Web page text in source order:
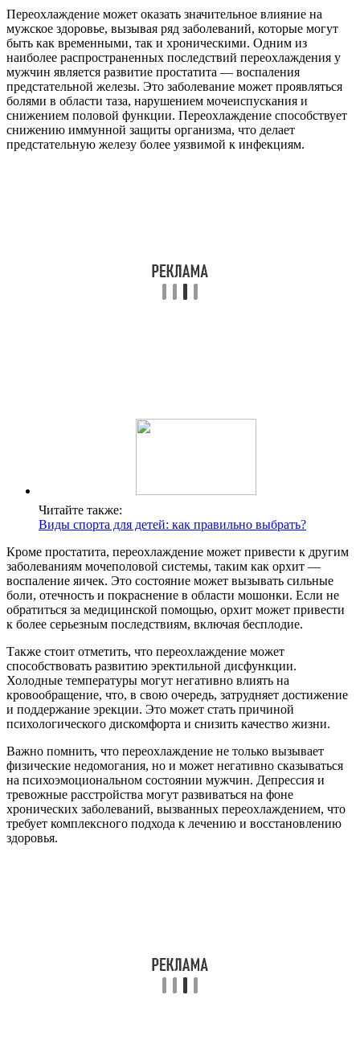
Переохлаждение может оказать значительное влияние на
мужское здоровье, вызывая ряд заболеваний, которые могут
быть как временными, так и хроническими. Одним из
наиболее распространенных последствий переохлаждения у
мужчин является развитие простатита — воспаления
предстательной железы. Это заболевание может проявляться
болями в области таза, нарушением мочеиспускания и
снижением половой функции. Переохлаждение способствует
снижению иммунной защиты организма, что делает
предстательную железу более уязвимой к инфекциям.
Читайте также:
Виды спорта для детей: как правильно выбрать?
Кроме простатита, переохлаждение может привести к другим
заболеваниям мочеполовой системы, таким как орхит —
воспаление яичек. Это состояние может вызывать сильные
боли, отечность и покраснение в области мошонки. Если не
обратиться за медицинской помощью, орхит может привести
к более серьезным последствиям, включая бесплодие.
Также стоит отметить, что переохлаждение может
способствовать развитию эректильной дисфункции.
Холодные температуры могут негативно влиять на
кровообращение, что, в свою очередь, затрудняет достижение
и поддержание эрекции. Это может стать причиной
психологического дискомфорта и снизить качество жизни.
Важно помнить, что переохлаждение не только вызывает
физические недомогания, но и может негативно сказываться
на психоэмоциональном состоянии мужчин. Депрессия и
тревожные расстройства могут развиваться на фоне
хронических заболеваний, вызванных переохлаждением, что
требует комплексного подхода к лечению и восстановлению
здоровья.